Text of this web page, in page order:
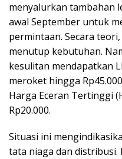
menyalurkan tambahan
awal September untuk
permintaan. Secara
menutup kebutuhan.
kesulitan mendapatkan
meroket hingga
Harga Eceran Tertinggi
Rp20.000.
Situasi ini
tata niaga dan distribusi.